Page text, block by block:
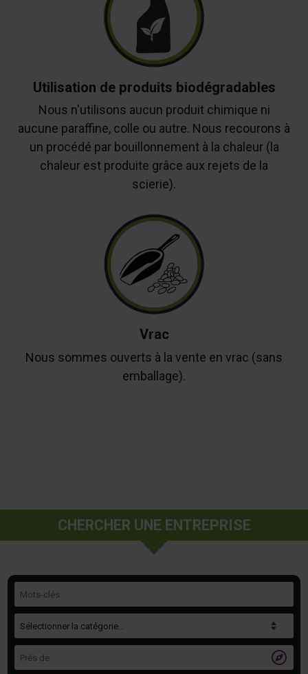
Utilisation de produits biodégradables
Nous n'utilisons aucun produit chimique ni
aucune paraffine, colle ou autre. Nous recourons à
un procédé par bouillonnement à la chaleur (la
chaleur est produite grâce aux rejets de la
scierie).
Vrac
Nous sommes ouverts à la vente en vrac (sans
emballage).
CHERCHER UNE ENTREPRISE
